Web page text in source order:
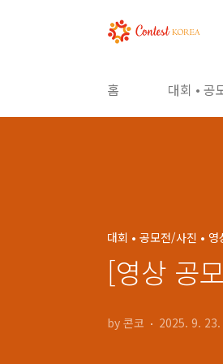
홈 대회 • 공
대회 • 공모전/사진 • 영
[영상 공
by 콘코 2025. 9. 23.